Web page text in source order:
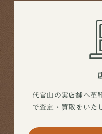
代官山の実店舗へ革
で査定・買取をいた